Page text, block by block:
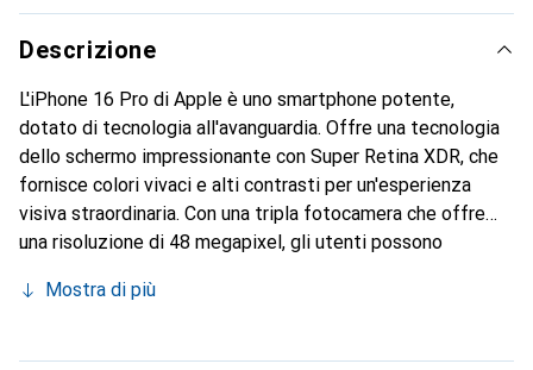
Descrizione
L'iPhone 16 Pro di Apple è uno smartphone potente,
dotato di tecnologia all'avanguardia. Offre una tecnologia
dello schermo impressionante con Super Retina XDR, che
fornisce colori vivaci e alti contrasti per un'esperienza
visiva straordinaria. Con una tripla fotocamera che offre
una risoluzione di 48 megapixel, gli utenti possono
supporta sia schede SIM che eSIM ed è dotato di
veloce e affidabile. La generosa memoria di 256 gigabyte e
Mostra di più